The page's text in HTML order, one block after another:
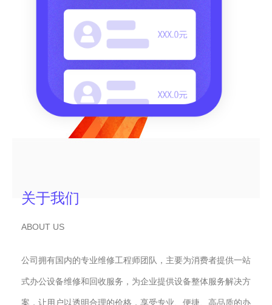
关于我们
ABOUT US
公司拥有国内的专业维修工程师团队，主要为消费者提供一站
式办公设备维修和回收服务，为企业提供设备整体服务解决方
案，让用户以透明合理的价格，享受专业、便捷、高品质的办